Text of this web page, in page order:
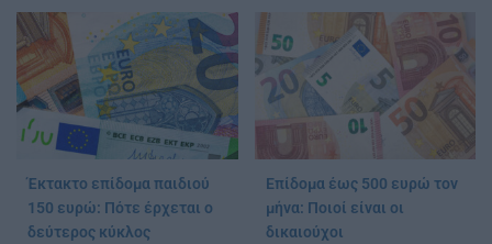
Έκτακτο επίδομα παιδιού
150 ευρώ: Πότε έρχεται ο
δεύτερος κύκλος
Επίδομα έως 500 ευρώ τον
μήνα: Ποιοί είναι οι
δικαιούχοι